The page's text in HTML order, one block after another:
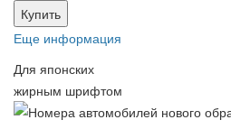
Купить
Еще информация
Для японских
жирным шрифтом